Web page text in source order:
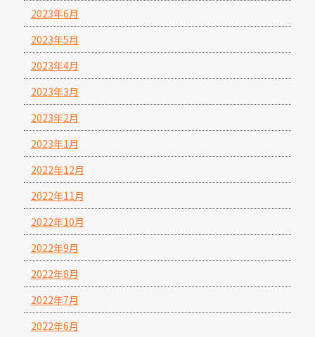
2023年6月
2023年5月
2023年4月
2023年3月
2023年2月
2023年1月
2022年12月
2022年11月
2022年10月
2022年9月
2022年8月
2022年7月
2022年6月